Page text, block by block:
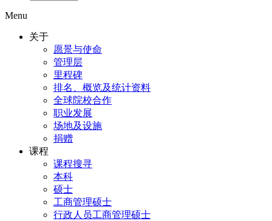
Menu
关于
愿景与使命
管理层
里程碑
排名、概览及统计资料
全球院校合作
职业发展
场地及设施
捐赠
课程
课程搜寻
本科
硕士
工商管理硕士
行政人员工商管理硕士